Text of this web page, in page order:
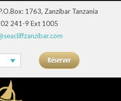
1763, Zanzibar Tanzania
241-9 Ext 1005
Réserver